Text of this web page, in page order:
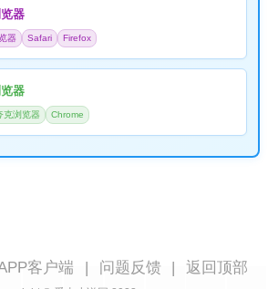
器
器 Safari Firefox
器
克浏览器 Chrome
客户端 问题反馈 返回顶部